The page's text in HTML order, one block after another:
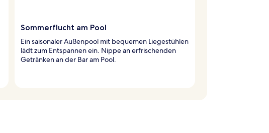
Sommerflucht am Pool
Ein saisonaler Außenpool mit bequemen Liegestühlen
lädt zum Entspannen ein. Nippe an erfrischenden
Getränken an der Bar am Pool.